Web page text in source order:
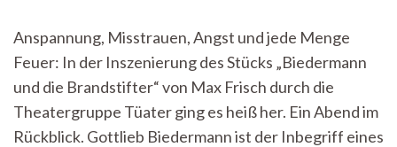
man
sie!“
Hitzige
Stimmung
im
Anspannung, Misstrauen, Angst und jede Menge
Feuer: In der Inszenierung des Stücks „Biedermann
und die Brandstifter“ von Max Frisch durch die
Theatergruppe Tüater ging es heiß her. Ein Abend im
Rückblick. Gottlieb Biedermann ist der Inbegriff eines